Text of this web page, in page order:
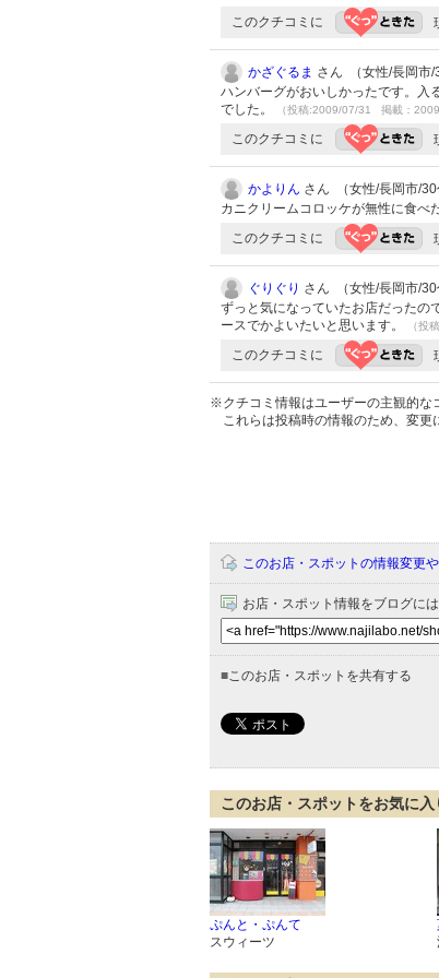
このクチコミに
かざぐるま さん （女性/長岡市/
ハンバーグがおいしかったです。入
でした。
（投稿:2009/07/31 掲載：
このクチコミに
かよりん さん （女性/長岡市/30
カニクリームコロッケが無性に食べ
このクチコミに
ぐりぐり さん （女性/長岡市/30
ずっと気になっていたお店だったの
ースでかよいたいと思います。
（投
このクチコミに
※クチコミ情報はユーザーの主観的な
これらは投稿時の情報のため、変更
このお店・スポットの情報変更
お店・スポット情報をブログに
■このお店・スポットを共有する
このお店・スポットをお気に
ぷんと・ぷんて
スウィーツ